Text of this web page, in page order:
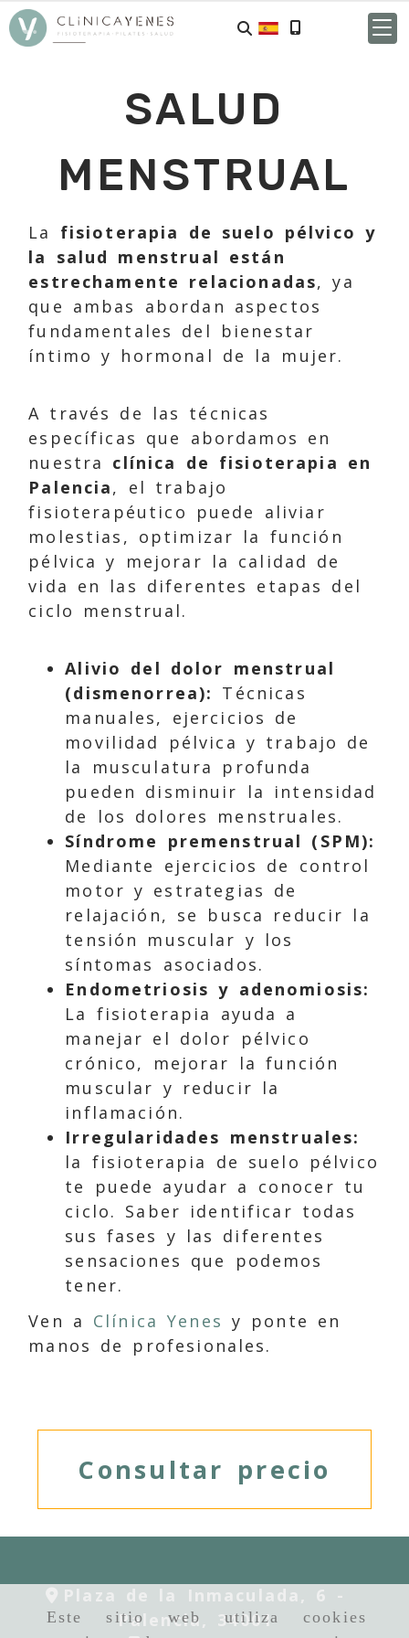
Este sitio web utiliza cookies
SALUD
MENSTRUAL
La fisioterapia de suelo pélvico y
la salud menstrual están
estrechamente relacionadas, ya
que ambas abordan aspectos
fundamentales del bienestar
íntimo y hormonal de la mujer.
A través de las técnicas
específicas que abordamos en
nuestra clínica de fisioterapia en
Palencia, el trabajo
fisioterapéutico puede aliviar
molestias, optimizar la función
pélvica y mejorar la calidad de
vida en las diferentes etapas del
ciclo menstrual.
Alivio del dolor menstrual
(dismenorrea): Técnicas
manuales, ejercicios de
movilidad pélvica y trabajo de
la musculatura profunda
pueden disminuir la intensidad
de los dolores menstruales.
Síndrome premenstrual (SPM):
Mediante ejercicios de control
motor y estrategias de
relajación, se busca reducir la
tensión muscular y los
síntomas asociados.
Endometriosis y adenomiosis:
La fisioterapia ayuda a
manejar el dolor pélvico
crónico, mejorar la función
muscular y reducir la
inflamación.
Irregularidades menstruales:
la fisioterapia de suelo pélvico
te puede ayudar a conocer tu
ciclo. Saber identificar todas
sus fases y las diferentes
sensaciones que podemos
tener.
Ven a Clínica Yenes y ponte en
manos de profesionales.
Consultar precio
Plaza de la Inmaculada, 6 -
Palencia, 34001